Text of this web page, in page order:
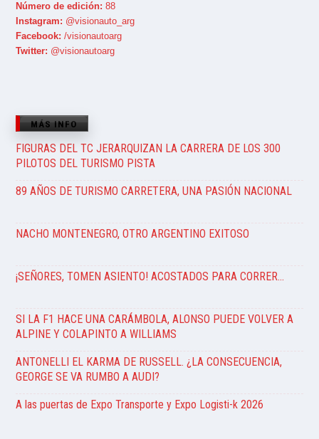
Número de edición: 88
Instagram: @visionauto_arg
Facebook: /visionautoarg
Twitter: @visionautoarg
MÁS INFO
FIGURAS DEL TC JERARQUIZAN LA CARRERA DE LOS 300
PILOTOS DEL TURISMO PISTA
89 AÑOS DE TURISMO CARRETERA, UNA PASIÓN NACIONAL
NACHO MONTENEGRO, OTRO ARGENTINO EXITOSO
¡SEÑORES, TOMEN ASIENTO! ACOSTADOS PARA CORRER…
SI LA F1 HACE UNA CARÁMBOLA, ALONSO PUEDE VOLVER A
ALPINE Y COLAPINTO A WILLIAMS
ANTONELLI EL KARMA DE RUSSELL. ¿LA CONSECUENCIA,
GEORGE SE VA RUMBO A AUDI?
A las puertas de Expo Transporte y Expo Logisti-k 2026